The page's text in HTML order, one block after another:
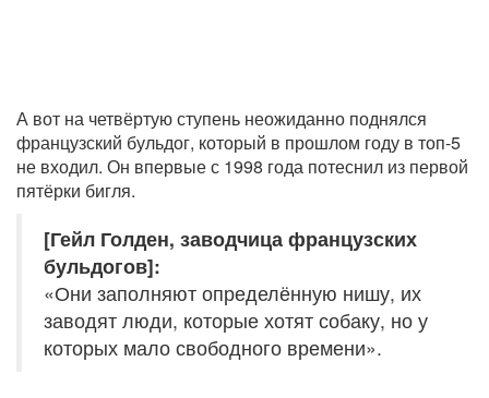
А вот на четвёртую ступень неожиданно поднялся
французский бульдог, который в прошлом году в топ-5
не входил. Он впервые с 1998 года потеснил из первой
пятёрки бигля.
[Гейл Голден, заводчица французских
бульдогов]:
«Они заполняют определённую нишу, их
заводят люди, которые хотят собаку, но у
которых мало свободного времени».